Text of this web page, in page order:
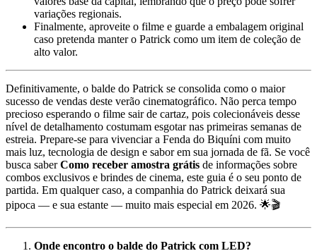
variações regionais.
Finalmente, aproveite o filme e guarde a embalagem original
caso pretenda manter o Patrick como um item de coleção de
alto valor.
Definitivamente, o balde do Patrick se consolida como o maior
sucesso de vendas deste verão cinematográfico. Não perca tempo
precioso esperando o filme sair de cartaz, pois colecionáveis desse
nível de detalhamento costumam esgotar nas primeiras semanas de
estreia. Prepare-se para vivenciar a Fenda do Biquíni com muito
mais luz, tecnologia de design e sabor em sua jornada de fã. Se você
busca saberComo receber amostra grátis de informações sobre
combos exclusivos e brindes de cinema, este guia é o seu ponto de
partida. Em qualquer caso, a companhia do Patrick deixará sua
pipoca — e sua estante — muito mais especial em 2026. 🌟🎬
Onde encontro o balde do Patrick com LED?